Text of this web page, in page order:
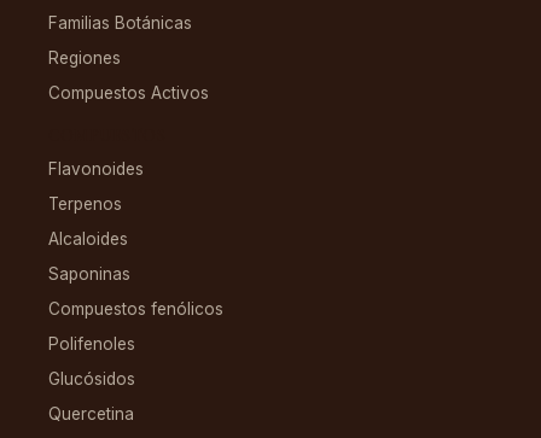
Familias Botánicas
Regiones
Compuestos Activos
Flavonoides
Terpenos
Alcaloides
Saponinas
Compuestos fenólicos
Polifenoles
Glucósidos
Quercetina